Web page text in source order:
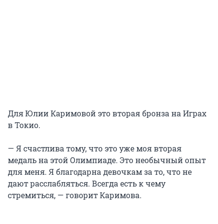
Для Юлии Каримовой это вторая бронза на Играх
в Токио.
— Я счастлива тому, что это уже моя вторая
медаль на этой Олимпиаде. Это необычный опыт
для меня. Я благодарна девочкам за то, что не
дают расслабляться. Всегда есть к чему
стремиться, — говорит Каримова.